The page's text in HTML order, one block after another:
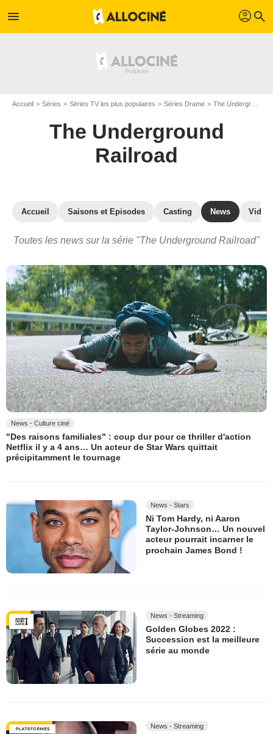
menu profil search
Accueil Séries Séries TV les plus populaires Séries Drame The Underground Railroad
The Underground
Railroad
Accueil Saisons et Episodes Casting News
Toutes les news sur la série "The Underground Railroad"
News - Culture ciné
"Des raisons familiales" : coup dur pour ce thriller d'action
Netflix il y a 4 ans… Un acteur de Star Wars quittait
précipitamment le tournage
News - Stars
Ni Tom Hardy, ni Aaron
Taylor-Johnson… Un nouvel
acteur pourrait incarner le
prochain James Bond !
News - Streaming
Golden Globes 2022 :
Succession est la meilleure
série au monde
News - Streaming